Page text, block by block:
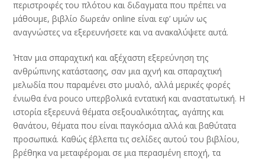
περιστροφές του πλότου και διδαγματα που πρέπει να
μάθουμε, βιβλίο δωρεάν online είναι εφ’ υμών ως
αναγνώστες να εξερευνήσετε και να ανακαλύψετε αυτά.
Ήταν μια σπαραχτική και αξέχαστη εξερεύνηση της
ανθρώπινης κατάστασης, σαν μια αχνή και σπαραχτική
μελωδία που παραμένει στο μυαλό, αλλά μερικές φορές
ένιωθα ένα pouco υπερβολικά εντατική και αναστατωτική. Η
ιστορία εξερευνά θέματα σεξουαλικότητας, αγάπης και
θανάτου, θέματα που είναι παγκόσμια αλλά και βαθύτατα
προσωπικά. Καθώς έβλεπα τις σελίδες αυτού του βιβλίου,
βρέθηκα να μεταφέρομαι σε μια περασμένη εποχή, τα